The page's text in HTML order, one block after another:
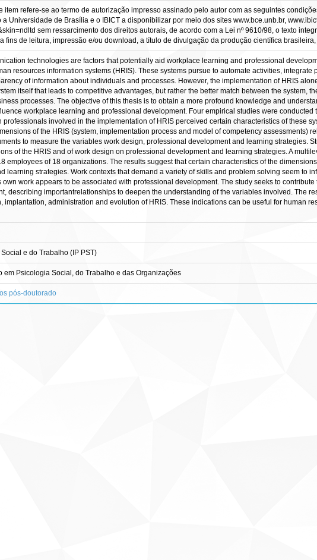
item refere-se ao termo de autorização impresso assinado pelo autor com as seguintes
Universidade de Brasília e o IBICT a disponibilizar por meio dos sites www.bce.unb.br,
sem ressarcimento dos direitos autorais, de acordo com a Lei nº 9610/98, o texto
fins de leitura, impressão e/ou download, a título de divulgação da produção científica
technologies are factors that potentially aid workplace learning and professional
resources information systems (HRIS). These systems pursue to automate activities, integrate
of information about individuals and processes. However, the implementation of HRIS
itself that leads to competitive advantages, but rather the better match between the system,
processes. The objective of this thesis is to obtain a more profound knowledge and
workplace learning and professional development. Four empirical studies were conducted
involved in the implementation of HRIS perceived certain characteristics of these
of the HRIS (system, implementation process and model of competency assessments)
to measure the variables work design, professional development and learning strategies.
of the HRIS and of work design on professional development and learning strategies. A
employees of 18 organizations. The results suggest that certain characteristics of the
learning strategies. Work contexts that demand a variety of skills and problem solving seem to
own work appears to be associated with professional development. The study seeks to
describing importantrelationships to deepen the understanding of the variables involved. The
implantation, administration and evolution of HRIS. These indications can be useful for human
e do Trabalho (IP PST)
em Psicologia Social, do Trabalho e das Organizações
pós-doutorado